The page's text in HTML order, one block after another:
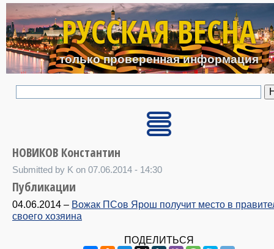
Перейти к основному
РУССКАЯ ВЕСНА
только проверенная информация
НОВИКОВ Константин
Submitted by K on 07.06.2014 - 14:30
Публикации
04.06.2014 – Вожак ПСов Ярош получит место в
своего хозяина
ПОДЕЛИТЬСЯ